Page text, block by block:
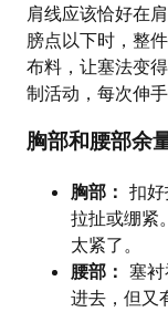
肩线应该恰好在
膀点以下时，整
布料，让塞法变
制活动，每次伸
胸部和腰部余
胸部： 扣
拉扯或绷紧
太紧了。
腰部： 塞
进去，但又